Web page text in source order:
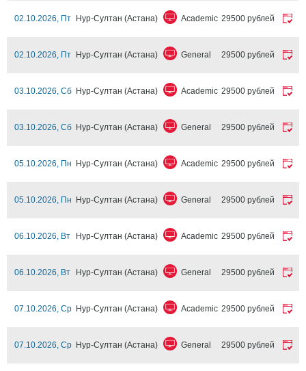
02.10.2026, Пт Нур-Султан (Астана) Academic 29500 рублей
02.10.2026, Пт Нур-Султан (Астана) General 29500 рублей
03.10.2026, Сб Нур-Султан (Астана) Academic 29500 рублей
03.10.2026, Сб Нур-Султан (Астана) General 29500 рублей
05.10.2026, Пн Нур-Султан (Астана) Academic 29500 рублей
05.10.2026, Пн Нур-Султан (Астана) General 29500 рублей
06.10.2026, Вт Нур-Султан (Астана) Academic 29500 рублей
06.10.2026, Вт Нур-Султан (Астана) General 29500 рублей
07.10.2026, Ср Нур-Султан (Астана) Academic 29500 рублей
07.10.2026, Ср Нур-Султан (Астана) General 29500 рублей